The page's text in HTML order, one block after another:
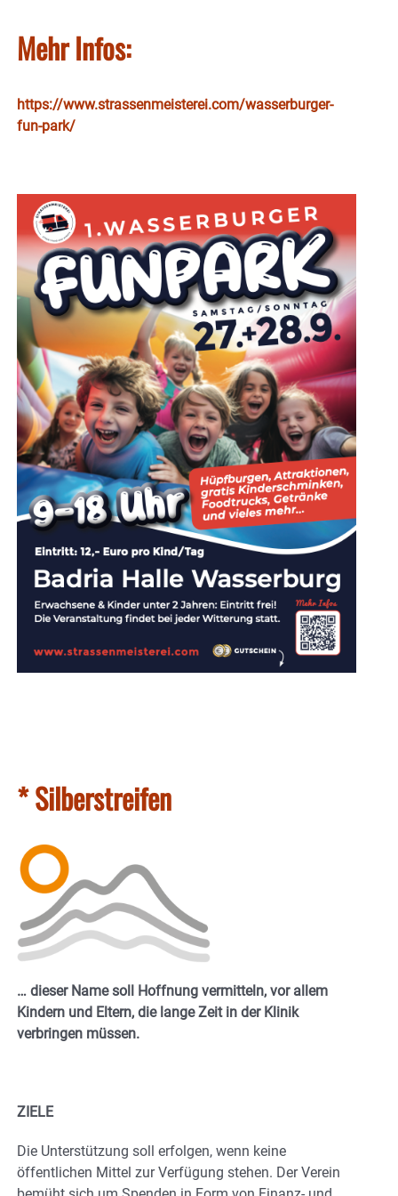
Mehr Infos:
https://www.strassenmeisterei.com/wasserburger-
fun-park/
* Silberstreifen
… dieser Name soll Hoffnung vermitteln, vor allem
Kindern und Eltern, die lange Zeit in der Klinik
verbringen müssen.
ZIELE
Die Unterstützung soll erfolgen, wenn keine
öffentlichen Mittel zur Verfügung stehen. Der Verein